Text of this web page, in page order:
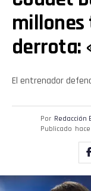
millones
derrota:
El entrenador
Por Redacción
Publicado